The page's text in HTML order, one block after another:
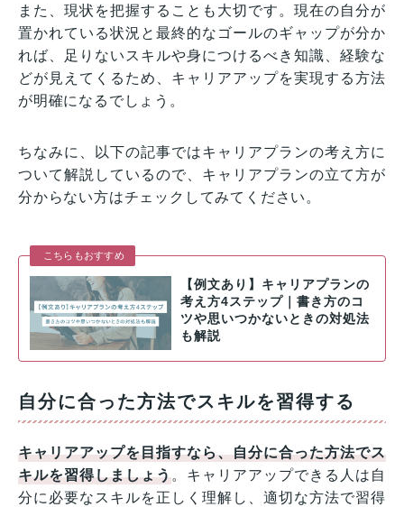
また、現状を把握することも大切です。現在の自分が
置かれている状況と最終的なゴールのギャップが分か
れば、足りないスキルや身につけるべき知識、経験な
どが見えてくるため、キャリアアップを実現する方法
が明確になるでしょう。
ちなみに、以下の記事ではキャリアプランの考え方に
ついて解説しているので、キャリアプランの立て方が
分からない方はチェックしてみてください。
こちらもおすすめ
【例文あり】キャリアプランの
考え方4ステップ｜書き方のコ
ツや思いつかないときの対処法
も解説
自分に合った方法でスキルを習得する
キャリアアップを目指すなら、自分に合った方法でス
キルを習得しましょう。キャリアアップできる人は自
分に必要なスキルを正しく理解し、適切な方法で習得